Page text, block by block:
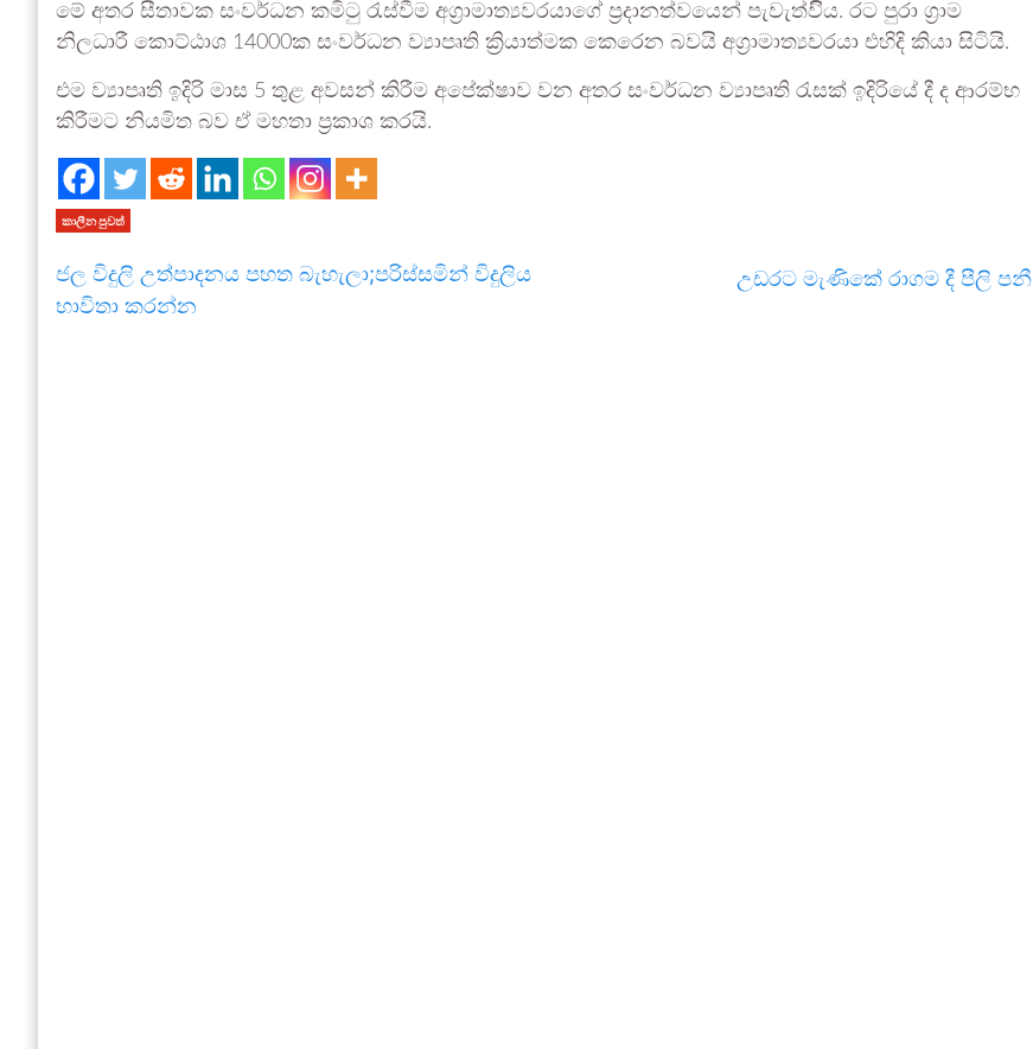
මේ අතර සීතාවක සංවර්ධන කමිටු රැස්වීම අග්‍රාමාත්‍යවරයාගේ ප්‍රදානත්වයෙන් පැවැත්විිය. රට පුරා ග්‍රාම
නිලධාරී කොට්ඨාශ 14000ක සංවර්ධන ව්‍යාපෘති ක්‍රියාත්මක කෙරෙන බවයි අග්‍රාමාත්‍යවරයා එහිදි කියා සිටියි.
එම ව්‍යාපෘති ඉදිරි මාස 5 තුළ අවසන් කිරීම අපේක්ෂාව වන අතර සංවර්ධන ව්‍යාපෘති රැසක් ඉදිරියේ දී ද ආරම්භ
කිරීමට නියමිත බව ඒ මහතා ප්‍රකාශ කරයි.
කාලීන පුවත්
ජල විදුලි උත්පාදනය පහත බැහැලා;පරිස්සමින් විදුලිය
භාවිතා කරන්න
උඩරට මැණිකේ රාගම දී පීලි පනී